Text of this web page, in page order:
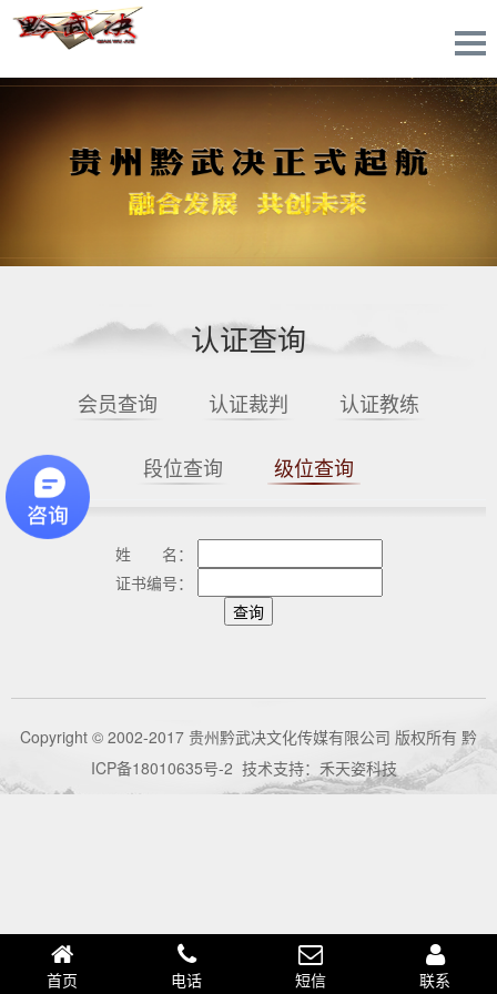
认证查询
会员查询 认证裁判 认证教练
段位查询 级位查询
姓 名：
证书编号：
Copyright © 2002-2017 贵州黔武决文化传媒有限公司 版权所有 黔
ICP备18010635号-2 技术支持： 禾天姿科技
首页 电话 短信 联系